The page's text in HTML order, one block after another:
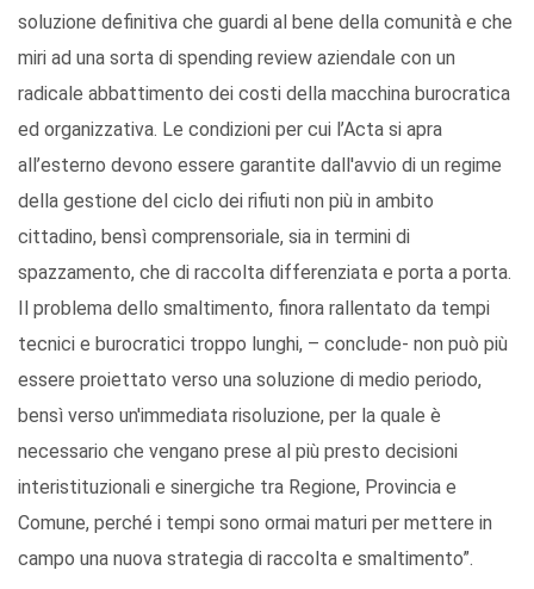
soluzione definitiva che guardi al bene della comunità e che
miri ad una sorta di spending review aziendale con un
radicale abbattimento dei costi della macchina burocratica
ed organizzativa. Le condizioni per cui l’Acta si apra
all’esterno devono essere garantite dall'avvio di un regime
della gestione del ciclo dei rifiuti non più in ambito
cittadino, bensì comprensoriale, sia in termini di
spazzamento, che di raccolta differenziata e porta a porta.
Il problema dello smaltimento, finora rallentato da tempi
tecnici e burocratici troppo lunghi, – conclude- non può più
essere proiettato verso una soluzione di medio periodo,
bensì verso un'immediata risoluzione, per la quale è
necessario che vengano prese al più presto decisioni
interistituzionali e sinergiche tra Regione, Provincia e
Comune, perché i tempi sono ormai maturi per mettere in
campo una nuova strategia di raccolta e smaltimento”.